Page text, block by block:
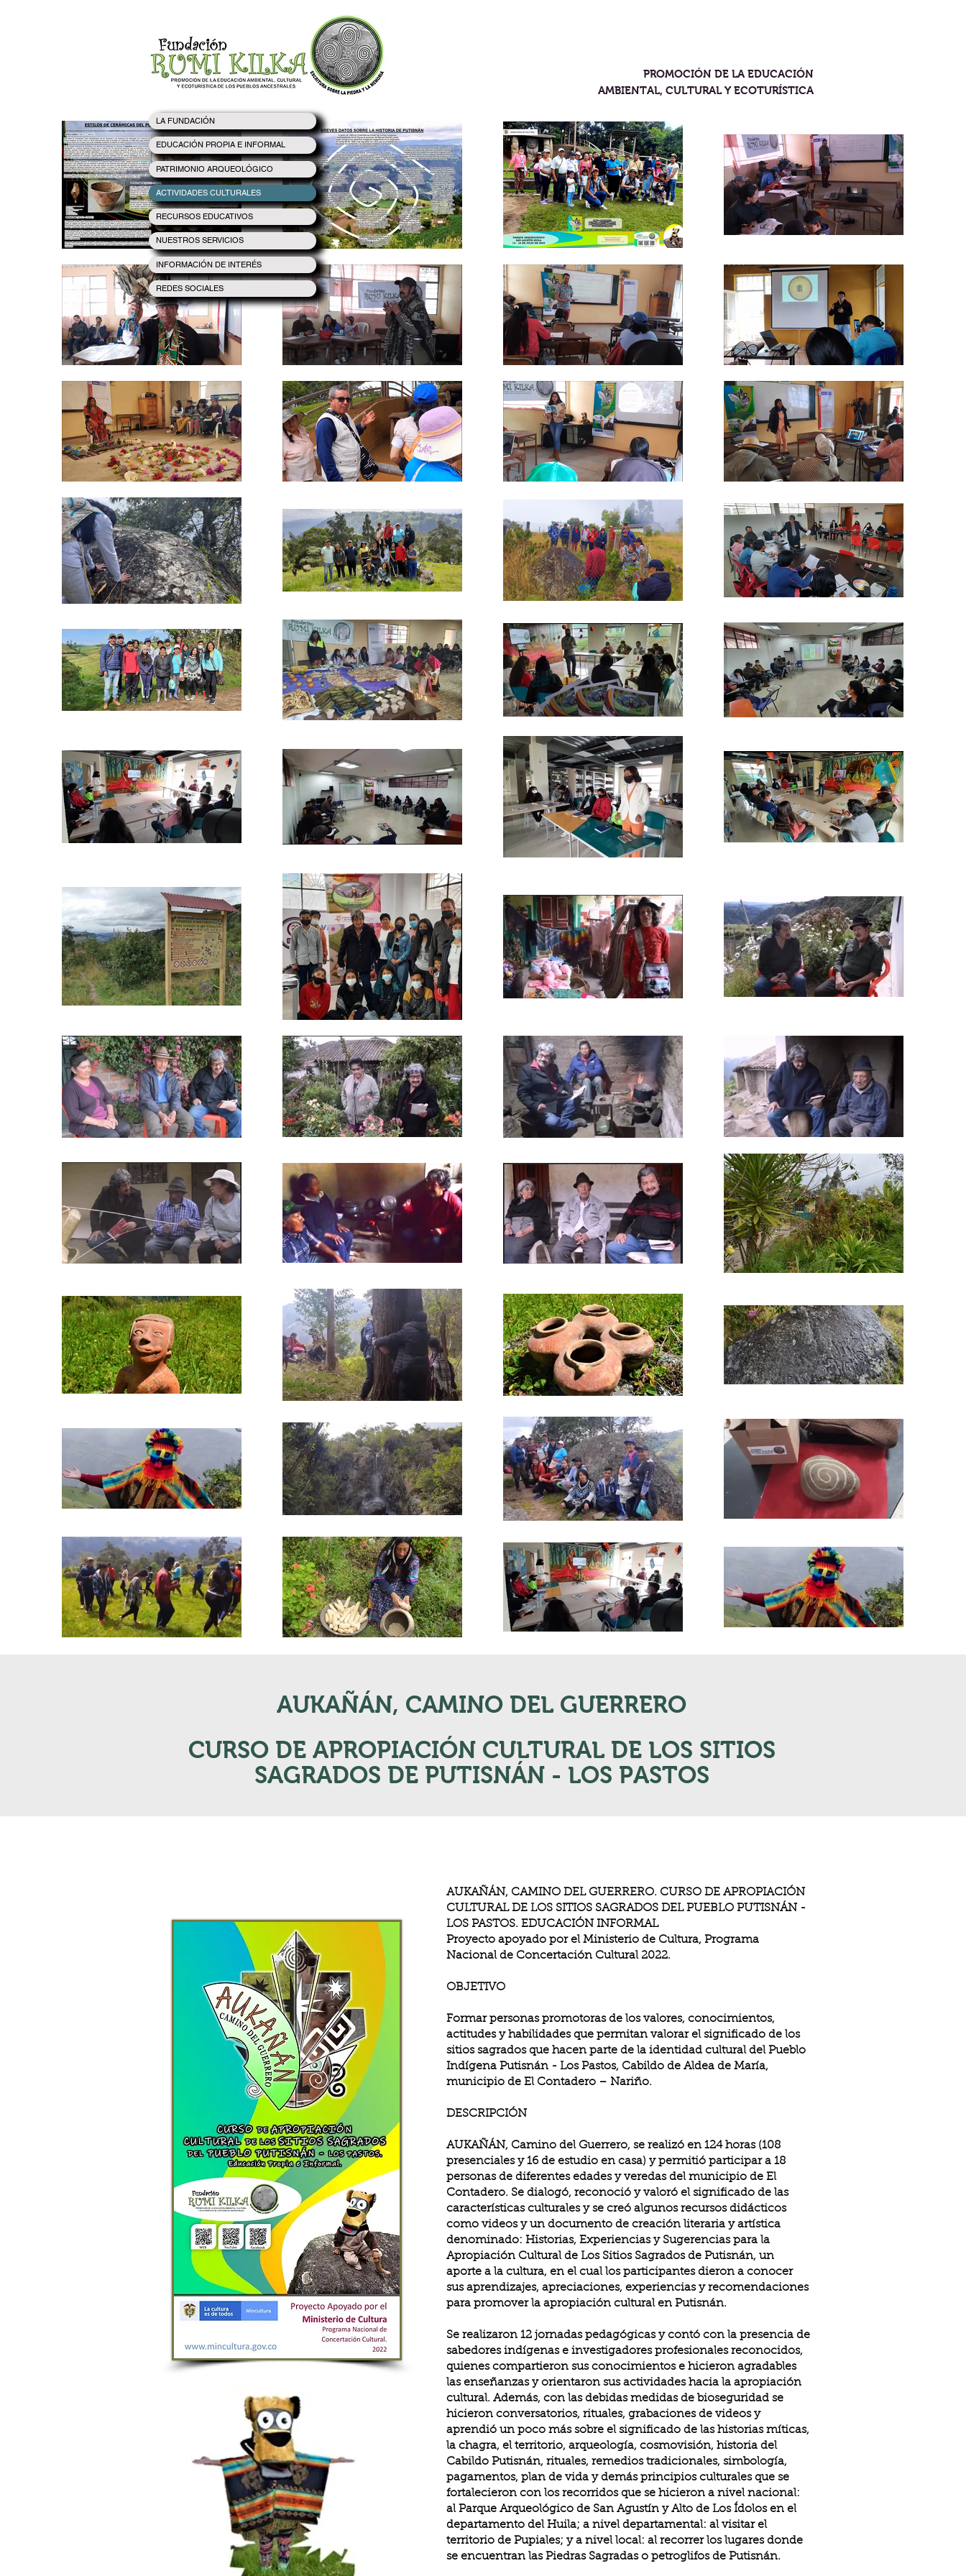
PROMOCIÓN DE LA EDUCACIÓN
AMBIENTAL, CULTURAL Y ECOTURÍSTICA
LA FUNDACIÓN
EDUCACIÓN PROPIA E INFORMAL
PATRIMONIO ARQUEOLÓGICO
ACTIVIDADES CULTURALES
RECURSOS EDUCATIVOS
NUESTROS SERVICIOS
INFORMACIÓN DE INTERÉS
REDES SOCIALES
AUKAÑÁN, CAMINO DEL GUERRERO
CURSO DE APROPIACIÓN CULTURAL DE LOS SITIOS
SAGRADOS DE PUTISNÁN - LOS PASTOS
AUKAÑÁN, CAMINO DEL GUERRERO. CURSO DE APROPIACIÓN
CULTURAL DE LOS SITIOS SAGRADOS DEL PUEBLO PUTISNÁN -
LOS PASTOS. EDUCACIÓN INFORMAL
Proyecto apoyado por el Ministerio de Cultura, Programa
Nacional de Concertación Cultural 2022.
​OBJETIVO
Formar personas promotoras de los valores, conocimientos,
actitudes y habilidades que permitan valorar el significado de los
sitios sagrados que hacen parte de la identidad cultural del Pueblo
Indígena Putisnán - Los Pastos, Cabildo de Aldea de María,
municipio de El Contadero – Nariño.
DESCRIPCIÓN
AUKAÑÁN, Camino del Guerrero, se realizó en 124 horas (108
presenciales y 16 de estudio en casa) y permitió participar a 18
personas de diferentes edades y veredas del municipio de El
Contadero. Se dialogó, reconoció y valoró el significado de las
características culturales y se creó algunos recursos didácticos
como videos y un documento de creación literaria y artística
denominado: Historias, Experiencias y Sugerencias para la
Apropiación Cultural de Los Sitios Sagrados de Putisnán, un
aporte a la cultura, en el cual los participantes dieron a conocer
sus aprendizajes, apreciaciones, experiencias y recomendaciones
para promover la apropiación cultural en Putisnán.
Se realizaron 12 jornadas pedagógicas y contó con la presencia de
sabedores indígenas e investigadores profesionales reconocidos,
quienes compartieron sus conocimientos e hicieron agradables
las enseñanzas y orientaron sus actividades hacia la apropiación
cultural. Además, con las debidas medidas de bioseguridad se
hicieron conversatorios, rituales, grabaciones de videos y
aprendió un poco más sobre el significado de las historias míticas,
la chagra, el territorio, arqueología, cosmovisión, historia del
Cabildo Putisnán, rituales, remedios tradicionales, simbología,
pagamentos, plan de vida y demás principios culturales que se
fortalecieron con los recorridos que se hicieron a nivel nacional:
al Parque Arqueológico de San Agustín y Alto de Los Ídolos en el
departamento del Huila; a nivel departamental: al visitar el
territorio de Pupiales; y a nivel local: al recorrer los lugares donde
se encuentran las Piedras Sagradas o petroglifos de Putisnán.